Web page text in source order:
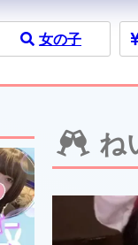
女の子
ね